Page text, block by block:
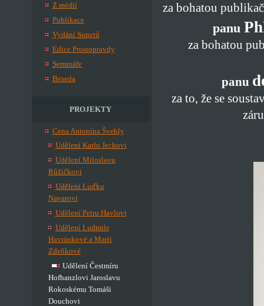
Z médií
Publikace
Vydání Sonetů
Edice Prostopravdy
Semináře
Beseda
PROJEKTY
Cena Antonína Švehly
Udělení Karlu Jechovi
Udělení Miloslavu
Růžičkovi
Udělení Luďku
Navarovi
Udělení Petru Havlovi
Udělení Ludmile
Havránkové a Marii
Zdeňkové
Udělení Čestmíru
Hofhanzlovi Jaroslavu
Rokoskému Tomáši
Douchovi
za bohatou
panu
za bohatou
panu
za to, že se